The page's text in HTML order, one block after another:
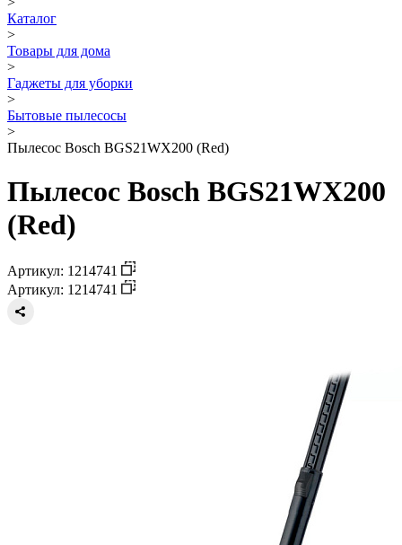
Каталог
>
Товары для дома
>
Гаджеты для уборки
>
Бытовые пылесосы
>
Пылесос Bosch BGS21WX200 (Red)
Пылесос Bosch BGS21WX200
(Red)
Артикул: 1214741
Артикул: 1214741